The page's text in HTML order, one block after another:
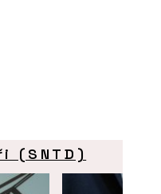
(SNTD)